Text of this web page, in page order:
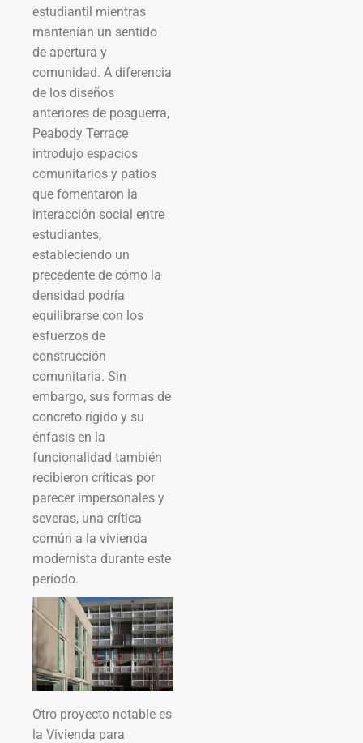
estudiantil mientras
mantenían un sentido
de apertura y
comunidad. A diferencia
de los diseños
anteriores de posguerra,
Peabody Terrace
introdujo espacios
comunitarios y patios
que fomentaron la
interacción social entre
estudiantes,
estableciendo un
precedente de cómo la
densidad podría
equilibrarse con los
esfuerzos de
construcción
comunitaria. Sin
embargo, sus formas de
concreto rígido y su
énfasis en la
funcionalidad también
recibieron críticas por
parecer impersonales y
severas, una crítica
común a la vivienda
modernista durante este
período.
Otro proyecto notable es
la Vivienda para